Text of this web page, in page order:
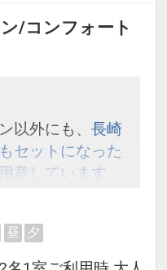
/コンフォート
以外にも、長崎
セットになった
意しています。
昼 夕